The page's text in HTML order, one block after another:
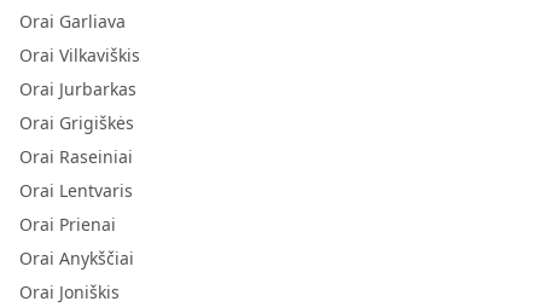
Orai Garliava
Orai Vilkaviškis
Orai Jurbarkas
Orai Grigiškės
Orai Raseiniai
Orai Lentvaris
Orai Prienai
Orai Anykščiai
Orai Joniškis